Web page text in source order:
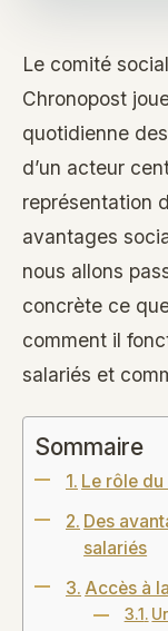
Le comité
Chronopost
quotidienne
d’un acteur
représentation
avantages
nous allons
concrète ce
comment il
salariés et
Sommaire
Le rôle du
Des
salariés
Accès à